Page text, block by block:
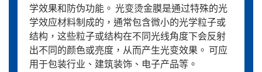
学效果和防伪功能。 光变烫金膜是通过特殊的光
学效应材料制成的，通常包含微小的光学粒子或
结构，这些粒子或结构在不同光线角度下会反射
出不同的颜色或亮度，从而产生光变效果。 可应
用于包装行业、建筑装饰、电子产品等。